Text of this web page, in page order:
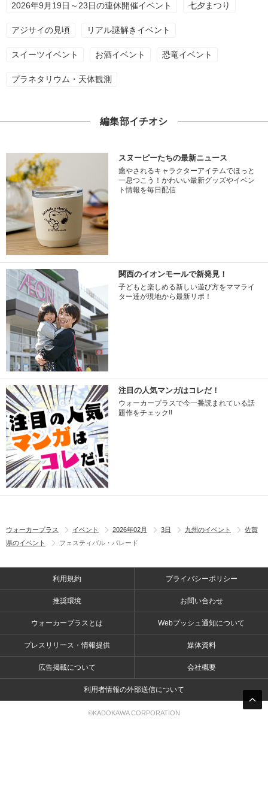
2026年9月19日～23日の連休開催イベント 七夕まつり
アジサイの見頃 リアル謎解きイベント
スイーツイベント お酒イベント 恐竜イベント
プラネタリウム・天体観測
編集部イチオシ
スヌーピーたちの最新ニュース
癒やされるキャラクターアイテムでほっと
一息つこう！かわいい最新グッズやイベン
ト情報を毎日配信
関西のイオンモールで新発見！
子どもと楽しめる新しい遊び方をママライ
ター達が現地から最新リポ！
注目の人気マンガはコレだ！
ウォーカープラスで今一番読まれている話
題作をチェック!!
ウォーカープラス イベント 2026年02月 3日 九州のイベント
佐賀
県のイベント
フェスティバル・パレード
利用規約 プライバシーポリシー
推奨環境 お問い合わせ
ウォーカープラスとは Webプッシュ通知について
プレスリリース・情報提供 媒体資料
広告掲載について 会社概要
利用者情報の外部送信について
©KADOKAWA CORPORATION